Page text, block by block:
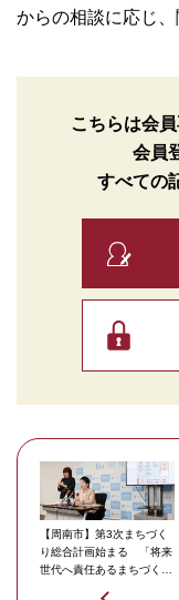
からの相談に応じ
こちらは会
会員
すべての
【周南市】第3次まちづく
り総合計画始まる 「将来
世代へ責任あるまちづく